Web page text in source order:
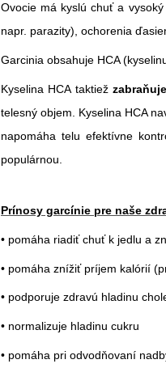
Ovocie má kyslú chuť a
napr. parazity), ochorenia
Garcinia obsahuje HCA
Kyselina HCA taktiež
telesný objem. Kyselina HCA
napomáha telu efektívne
populárnou.
Prínosy garcínie pre naše
• pomáha riadiť chuť k jedlu a
• pomáha znížiť príjem kalórií
• podporuje zdravú hladinu
• normalizuje hladinu cukru
• pomáha pri odvodňovaní